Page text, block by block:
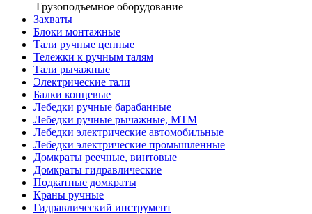
Грузоподъемное оборудование
Захваты
Блоки монтажные
Тали ручные цепные
Тележки к ручным талям
Тали рычажные
Электрические тали
Балки концевые
Лебедки ручные барабанные
Лебедки ручные рычажные, МТМ
Лебедки электрические автомобильные
Лебедки электрические промышленные
Домкраты реечные, винтовые
Домкраты гидравлические
Подкатные домкраты
Краны ручные
Гидравлический инструмент